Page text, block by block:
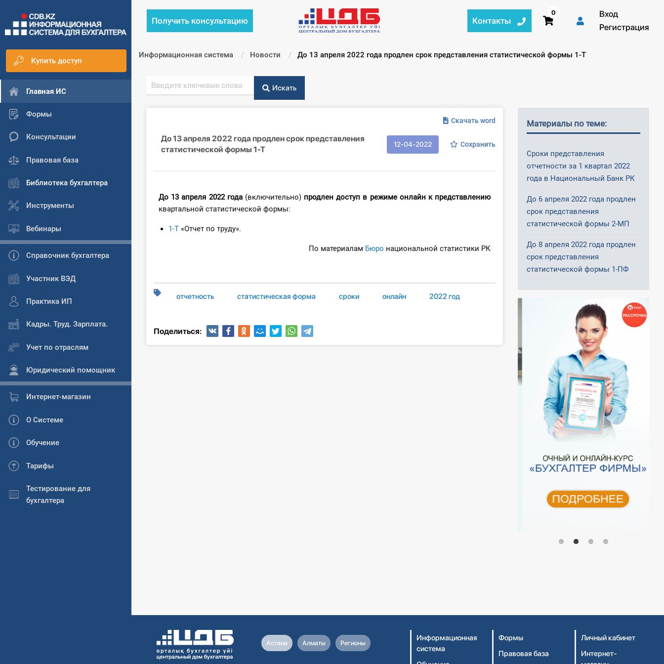
Купить доступ
Главная ИС
Формы
Консультации
Правовая база
Библиотека бухгалтера
Инструменты
Вебинары
Справочник бухгалтера
Участник ВЭД
Практика ИП
Кадры. Труд. Зарплата.
Учет по отраслям
Юридический помощник
Интернет-магазин
О Системе
Обучение
Тарифы
Тестирование для
бухгалтера
Получить консультацию Контакты
0
Вход
Регистрация
Информационная система Новости Текущий:
До 13 апреля 2022 года продлен срок представления статистической формы 1-Т
Искать
Скачать word
До 13 апреля 2022 года продлен срок представления
статистической формы 1-Т
12-04-2022 Сохранить
До 13 апреля 2022 года(включительно) продлен доступ в режиме онлайн к представлению
квартальной статистической формы:
1-Т «Отчет по труду».
По материалам Бюро национальной статистики РК
отчетность статистическая форма сроки онлайн 2022 год
Поделиться:
Материалы по теме:
Сроки представления
отчетности за 1 квартал 2022
года в Национальный Банк РК
До 6 апреля 2022 года продлен
срок представления
статистической формы 2-МП
До 8 апреля 2022 года продлен
срок представления
статистической формы 1-ПФ
Астана Алматы Регионы
Информационная
система
Формы
Правовая база
Личный кабинет
Интернет-